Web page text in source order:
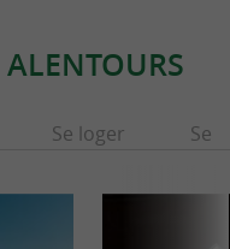
Se loger Se